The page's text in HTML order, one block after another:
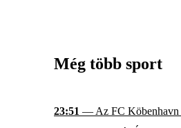
Még több sport
23:51 — Az FC Köbenhavn